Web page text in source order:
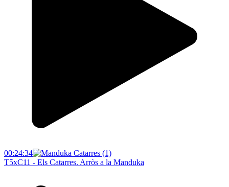
00:24:34
T5xC11 - Els Catarres. Arròs a la Manduka